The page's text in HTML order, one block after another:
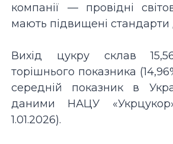
компанії — провідні
мають підвищені
Вихід цукру склав
торішнього показника
середній показник в
даними НАЦУ
1.01.2026).